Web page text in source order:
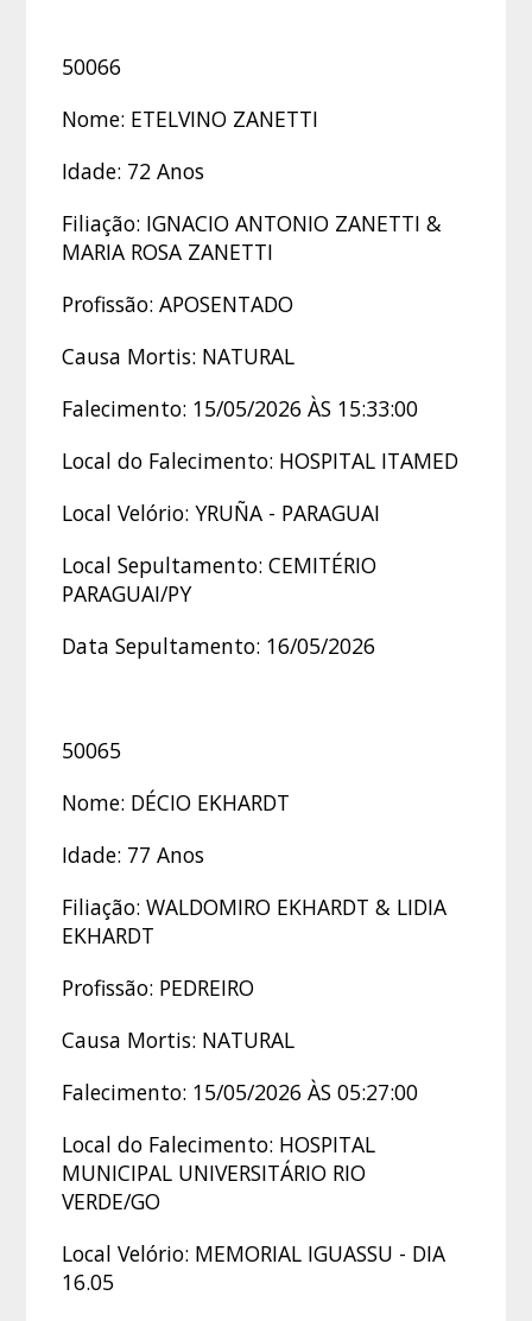
50066
Nome: ETELVINO ZANETTI
Idade: 72 Anos
Filiação: IGNACIO ANTONIO ZANETTI &
MARIA ROSA ZANETTI
Profissão: APOSENTADO
Causa Mortis: NATURAL
Falecimento: 15/05/2026 ÀS 15:33:00
Local do Falecimento: HOSPITAL ITAMED
Local Velório: YRUÑA - PARAGUAI
Local Sepultamento: CEMITÉRIO
PARAGUAI/PY
Data Sepultamento: 16/05/2026
50065
Nome: DÉCIO EKHARDT
Idade: 77 Anos
Filiação: WALDOMIRO EKHARDT & LIDIA
EKHARDT
Profissão: PEDREIRO
Causa Mortis: NATURAL
Falecimento: 15/05/2026 ÀS 05:27:00
Local do Falecimento: HOSPITAL
MUNICIPAL UNIVERSITÁRIO RIO
VERDE/GO
Local Velório: MEMORIAL IGUASSU - DIA
16.05